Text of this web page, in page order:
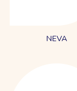
NEVA